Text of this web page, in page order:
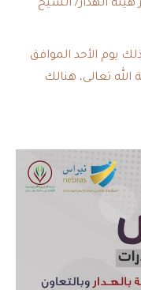
الهدار/ الشيخ
يوم الأحد الموافق
الله تعالى، هنالك